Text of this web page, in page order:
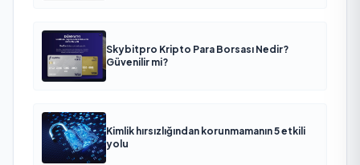
Skybitpro Kripto Para Borsası Nedir?
Güvenilir mi?
Kimlik hırsızlığından korunmamanın 5 etkili
yolu